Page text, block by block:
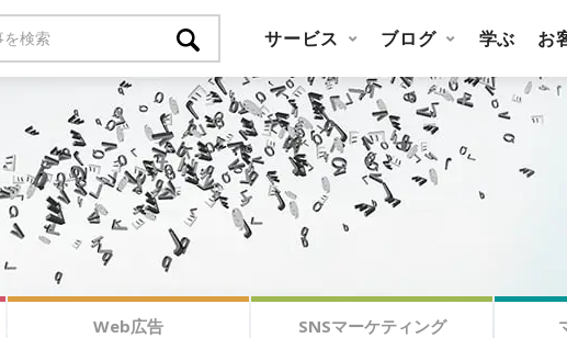
サービス ブログ 学ぶ お
Web広告 SNSマーケティング